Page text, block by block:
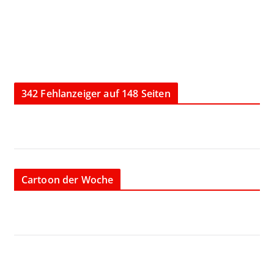
342 Fehlanzeiger auf 148 Seiten
Cartoon der Woche